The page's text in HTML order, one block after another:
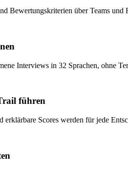
Bewertungskriterien über Teams und
Interviews in 32 Sprachen, ohne
führen
erklärbare Scores werden für jede